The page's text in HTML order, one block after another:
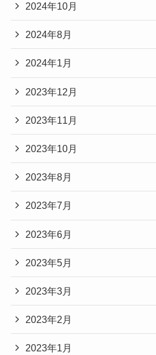
2024年10月
2024年8月
2024年1月
2023年12月
2023年11月
2023年10月
2023年8月
2023年7月
2023年6月
2023年5月
2023年3月
2023年2月
2023年1月